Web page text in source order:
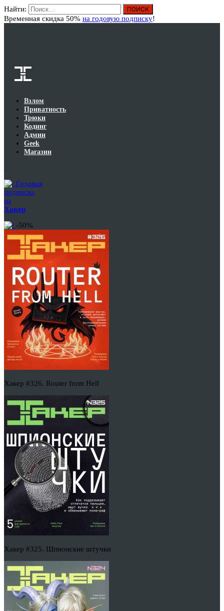
Найти:
Временная скидка 50% на годовую подписку!
Взлом
Приватность
Трюки
Кодинг
Админ
Geek
Магазин
Годовая
подписка
на
Хакер
-50%
Хакер #326. Router from Hell
Хакер #325. Шпионские штучки